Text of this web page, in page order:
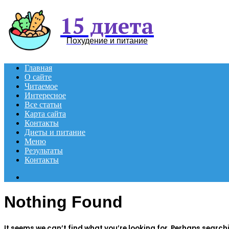
15 диета
Похудение и питание
Главная
О сайте
Читаемое
Интересное
Все статьи
Карта сайта
Контакты
Диеты и питание
Меню
Результаты
Контакты
Nothing Found